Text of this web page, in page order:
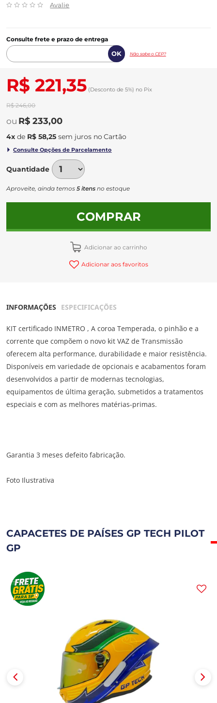
Avalie
Consulte frete e prazo de entrega
Não sabe o CEP?
R$ 221,35 (Desconto de 5%) no Pix
R$ 246,00
R$ 233,00
4x de R$ 58,25 sem juros no
Quantidade
Aproveite, ainda temos5 itens no estoque
COMPRAR
Adicionar ao carrinho
Adicionar aos favoritos
INFORMAÇÕES ESPECIFICAÇÕES
KIT certificado INMETRO , A coroa Temperada, o pinhão e a
corrente que compõem o novo kit VAZ de Transmissão
oferecem alta performance, durabilidade e maior resistência.
Disponíveis em variedade de opcionais e acabamentos foram
desenvolvidos a partir de modernas tecnologias,
equipamentos de última geração, submetidos a tratamentos
especiais e com as melhores matérias-primas.
Garantia 3 meses defeito fabricação.
Foto Ilustrativa
CAPACETES DE PAÍSES GP TECH PILOT
GP